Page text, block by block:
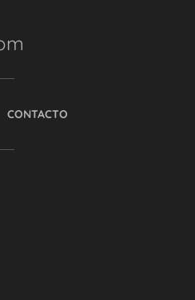
CONTACTO